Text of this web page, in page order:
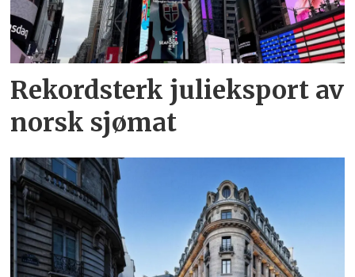
Rekordsterk julieksport av
norsk sjømat